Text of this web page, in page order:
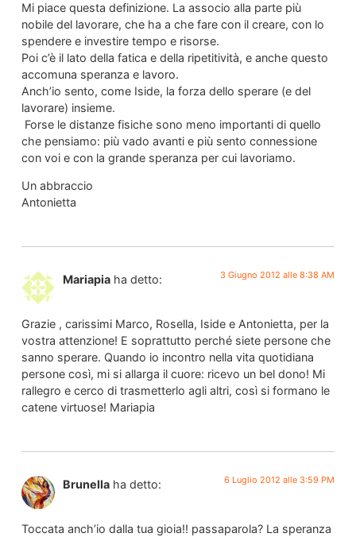
Mi piace questa definizione. La associo alla parte più
nobile del lavorare, che ha a che fare con il creare, con lo
spendere e investire tempo e risorse.
Poi c’è il lato della fatica e della ripetitività, e anche questo
accomuna speranza e lavoro.
Anch’io sento, come Iside, la forza dello sperare (e del
lavorare) insieme.
Forse le distanze fisiche sono meno importanti di quello
che pensiamo: più vado avanti e più sento connessione
con voi e con la grande speranza per cui lavoriamo.
Un abbraccio
Antonietta
Mariapia ha detto: 3 Giugno 2012 alle 8:38 AM
Grazie , carissimi Marco, Rosella, Iside e Antonietta, per la
vostra attenzione! E soprattutto perché siete persone che
sanno sperare. Quando io incontro nella vita quotidiana
persone così, mi si allarga il cuore: ricevo un bel dono! Mi
rallegro e cerco di trasmetterlo agli altri, così si formano le
catene virtuose! Mariapia
Brunella ha detto: 6 Luglio 2012 alle 3:59 PM
Toccata anch’io dalla tua gioia!! passaparola? La speranza